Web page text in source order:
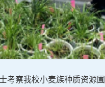
考察我校小麦族种质资源圃